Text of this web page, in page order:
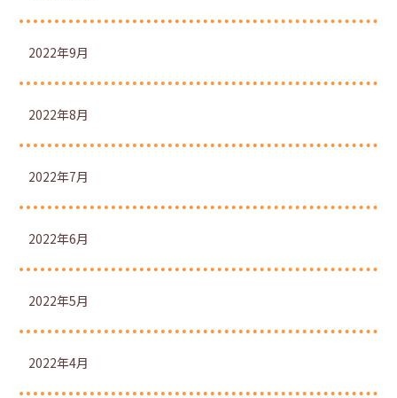
2022年9月
2022年8月
2022年7月
2022年6月
2022年5月
2022年4月